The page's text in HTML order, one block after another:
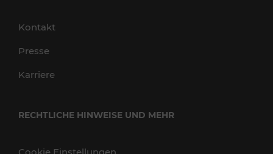
Kontakt
Presse
Karriere
RECHTLICHE HINWEISE UND MEHR